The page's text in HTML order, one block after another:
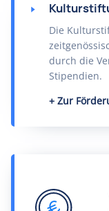
Die
durch die
Stipendien.
Zur